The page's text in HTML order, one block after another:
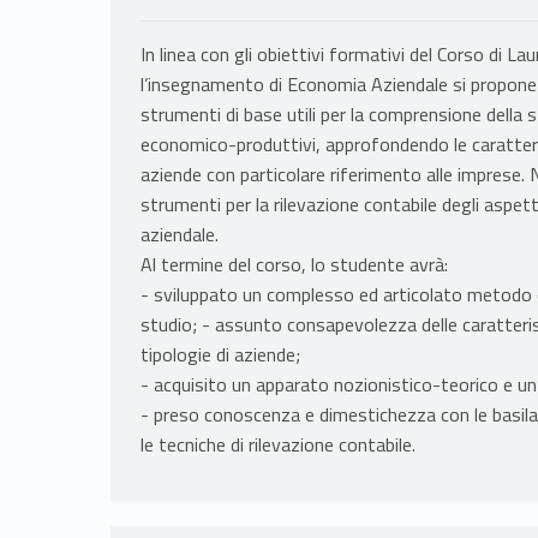
In linea con gli obiettivi formativi del Corso di
l’insegnamento di Economia Aziendale si
strumenti di base utili per la comprensione
economico-produttivi, approfondendo le
aziende con particolare riferimento alle imprese.
strumenti per la rilevazione contabile degli
aziendale.
Al termine del corso, lo studente avrà:
- sviluppato un complesso ed articolato
studio; - assunto consapevolezza delle
tipologie di aziende;
- acquisito un apparato nozionistico-teorico e
- preso conoscenza e dimestichezza con le
le tecniche di rilevazione contabile.